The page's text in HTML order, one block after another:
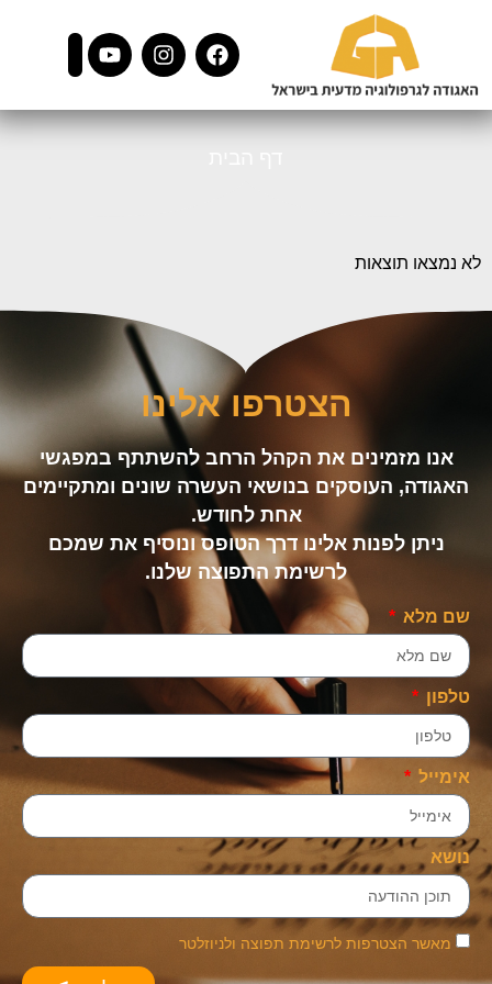
לא נמצאו תוצאות
הצטרפו אלינו
אנו מזמינים את הקהל הרחב להשתתף במפגשי
האגודה, העוסקים בנושאי העשרה שונים ומתקיימים
אחת לחודש.
ניתן לפנות אלינו דרך הטופס ונוסיף את שמכם
לרשימת התפוצה שלנו.
שם מלא
טלפון
אימייל
נושא
מאשר הצטרפות לרשימת תפוצה ולניוזלטר